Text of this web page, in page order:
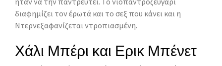
διαφημίζει τον έρωτά και το σεξ που κάνει και η
Ντερνεξαφανίζεται ντροπιασμένη.
Χάλι Μπέρι και Ερικ Μπένετ